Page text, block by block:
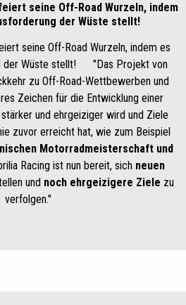
seine Off-Road Wurzeln, indem
der Wüste stellt!
seine Off-Road Wurzeln, indem es
der Wüste stellt! "Das Projekt von
zu Off-Road-Wettbewerben und
Zeichen für die Entwicklung einer
und ehrgeiziger wird und Ziele
zuvor erreicht hat, wie zum Beispiel
Motorradmeisterschaft und
Racing ist nun bereit, sich neuen
und noch ehrgeizigere Ziele zu
verfolgen."